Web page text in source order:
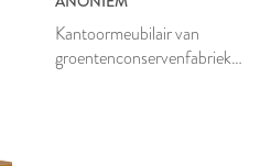
Kantoormeubilair van
groentenconservenfabriek